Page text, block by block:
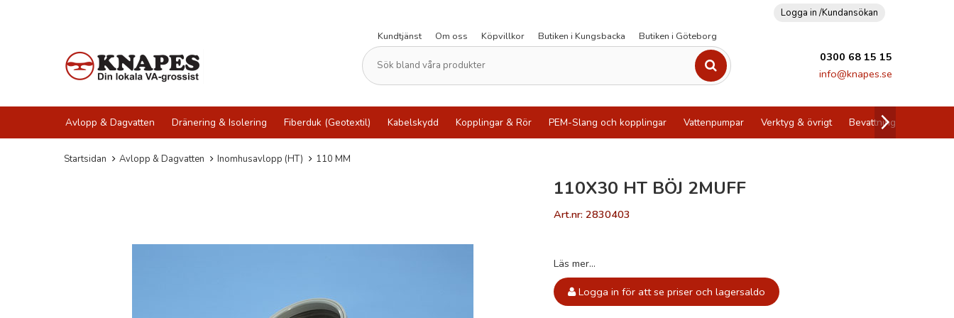
Logga in /Kundansökan
Kundtjänst
Om oss Köpvillkor Butiken i Kungsbacka Butiken i Göteborg
0300 68 15 15
info@knapes.se
Avlopp & Dagvatten Dränering & Isolering Fiberduk (Geotextil) Kabelskydd Kopplingar & Rör PEM-Slang och kopplingar Vattenpumpar Verktyg & övrigt Bevattning
Startsidan Avlopp & Dagvatten Inomhusavlopp (HT) 110 MM
110X30 HT BÖJ 2MUFF
Art.nr: 2830403
Läs mer...
Logga in för att se priser och lagersaldo